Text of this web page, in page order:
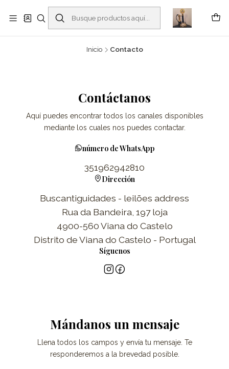
Buscantiguidades - Leilões. Colecionismo e antiguidades em Viana do
Castelo -
Leer más
Inicio Contacto
Contáctanos
Aquí puedes encontrar todos los canales disponibles
mediante los cuales nos puedes contactar.
número de WhatsApp
351962942810
Dirección
Buscantiguidades - leilões address
Rua da Bandeira, 197 loja
4900-560 Viana do Castelo
Distrito de Viana do Castelo - Portugal
Síguenos
Mándanos un mensaje
Llena todos los campos y envía tu mensaje. Te
responderemos a la brevedad posible.